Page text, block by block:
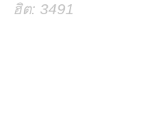
ฮิต: 3491